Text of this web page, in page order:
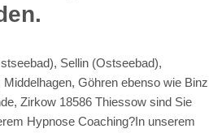
Sellin (Ostseebad),
Göhren ebenso wie Binz
Zirkow 18586 Thiessow sind Sie
Hypnose Coaching?In unserem